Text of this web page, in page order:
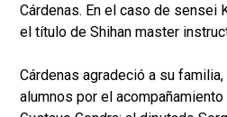
Cárdenas. En el caso de sensei
el título de Shihan master
Cárdenas agradeció a su
alumnos por el